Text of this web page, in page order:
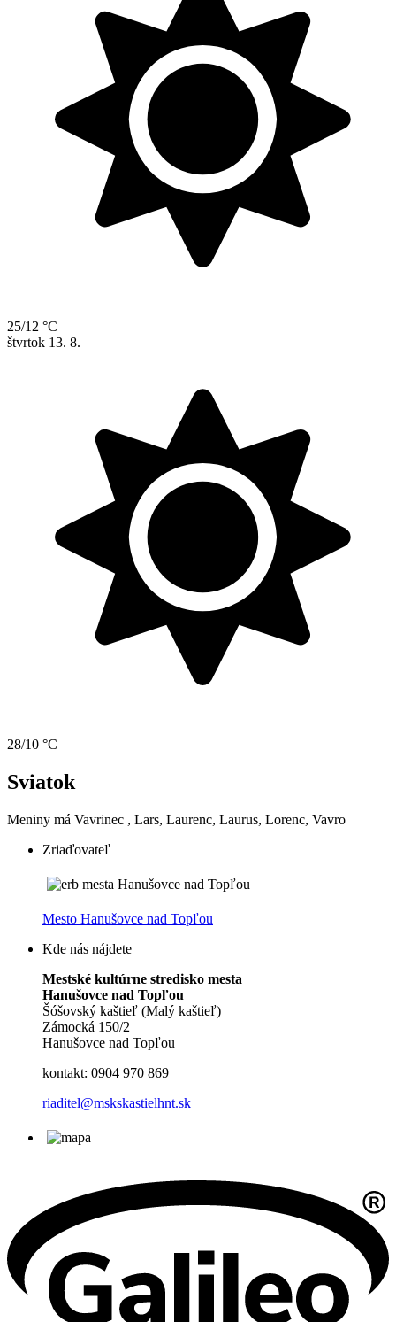
25/12 °C
štvrtok 13. 8.
28/10 °C
Sviatok
Meniny má Vavrinec , Lars, Laurenc, Laurus, Lorenc, Vavro
Zriaďovateľ
Mesto Hanušovce nad Topľou
Kde nás nájdete
Mestské kultúrne stredisko mesta
Hanušovce nad Topľou
Šóšovský kaštieľ (Malý kaštieľ)
Zámocká 150/2
Hanušovce nad Topľou
kontakt: 0904 970 869
riaditel@mskskastielhnt.sk